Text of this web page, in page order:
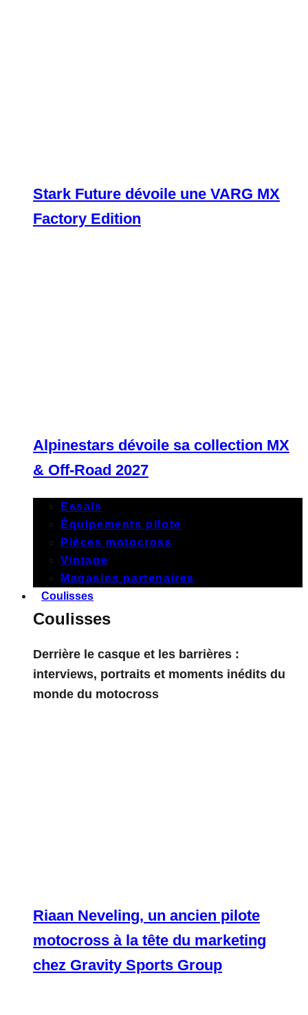
Stark Future dévoile une VARG MX
Factory Edition
Alpinestars dévoile sa collection MX
& Off-Road 2027
Essais
Équipements pilote
Pièces motocross
Vintage
Magasins partenaires
Coulisses
Coulisses
Derrière le casque et les barrières :
interviews, portraits et moments inédits du
monde du motocross
Riaan Neveling, un ancien pilote
motocross à la tête du marketing
chez Gravity Sports Group